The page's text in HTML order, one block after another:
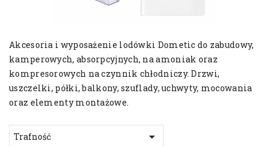
Akcesoria i wyposażenie lodówki Dometic do zabudowy,
kamperowych, absorpcyjnych, na amoniak oraz
kompresorowych na czynnik chłodniczy. Drzwi,
uszczelki, półki, balkony, szuflady, uchwyty, mocowania
oraz elementy montażowe.
Trafność 